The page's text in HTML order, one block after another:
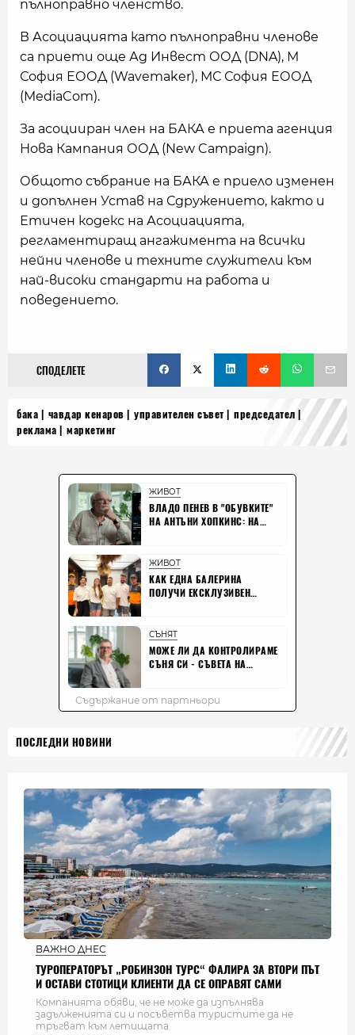
пълноправно членство.
В Асоциацията като пълноправни членове
са приети още Ад Инвест ООД (DNA), М
София ЕООД (Wavemaker), МС София ЕООД
(MediaCom).
За асоцииран член на БАКА е приета агенция
Нова Кампания ООД (New Campaign).
Общото събрание на БАКА е приело изменен
и допълнен Устав на Сдружението, както и
Етичен кодекс на Асоциацията,
регламентиращ ангажимента на всички
нейни членове и техните служители към
най-високи стандарти на работа и
поведението.
СПОДЕЛЕТЕ
бака чавдар кенаров управителен съвет
председател
реклама
маркетинг
ПОСЛЕДНИ НОВИНИ
ВАЖНО ДНЕС
ТУРОПЕРАТОРЪТ „РОБИНЗОН ТУРС“ ФАЛИРА ЗА ВТОРИ ПЪТ
И ОСТАВИ СТОТИЦИ КЛИЕНТИ ДА СЕ ОПРАВЯТ САМИ
Компанията обяви, че не може да изпълнява
задълженията си и посъветва туристите да не
тръгват към летищата